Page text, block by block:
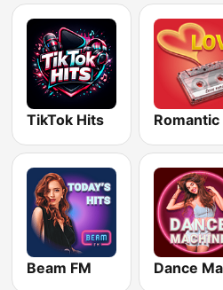
TikTok Hits
Beam FM